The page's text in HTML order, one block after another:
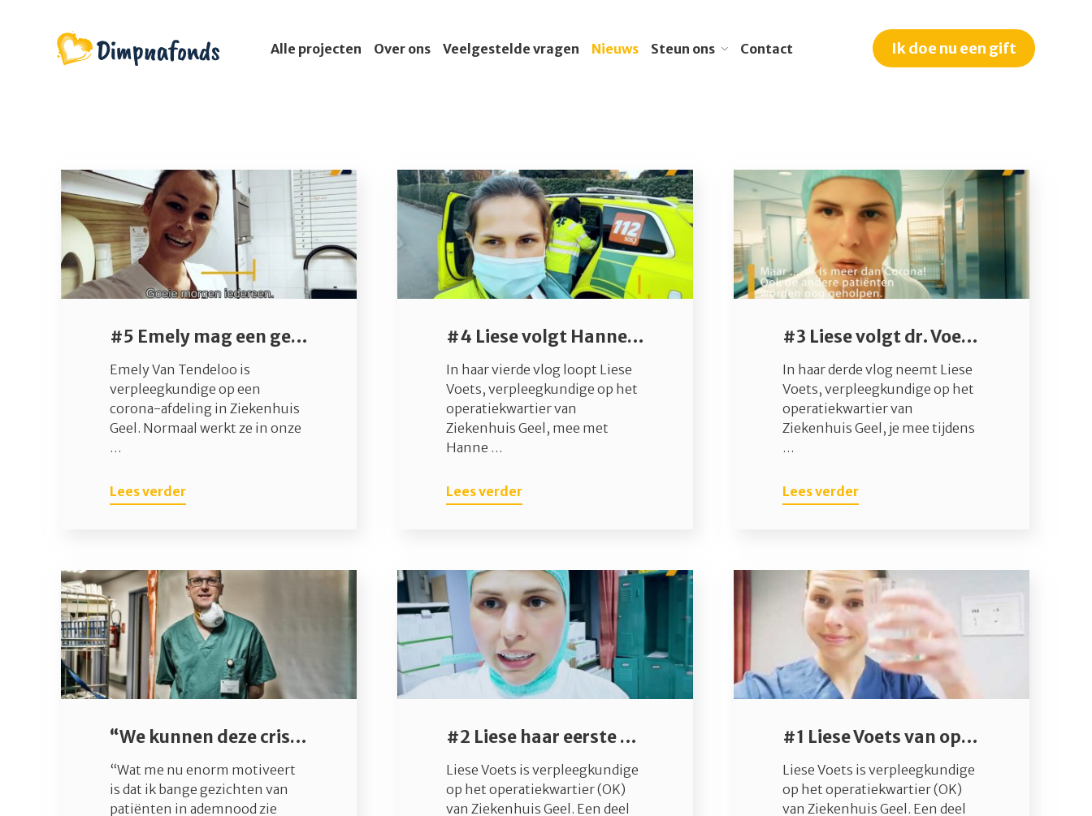
Alle projecten Over ons Veelgestelde vragen Nieuws Steun ons
Ik zamel geld in
Ik doe een gift
Contact Ik doe nu een gift
#5 Emely mag een genezen coronapatiënt naar huis sturen!
Emely Van Tendeloo is
verpleegkundige op een
corona-afdeling in Ziekenhuis
Geel. Normaal werkt ze in onze
…
Lees verder
#4 Liese volgt Hanne van spoed
In haar vierde vlog loopt Liese
Voets, verpleegkundige op het
operatiekwartier van
Ziekenhuis Geel, mee met
Hanne …
Lees verder
#3 Liese volgt dr. Voets ’s nachts op intensieve zorgen
In haar derde vlog neemt Liese
Voets, verpleegkundige op het
operatiekwartier van
Ziekenhuis Geel, je mee tijdens
…
Lees verder
“We kunnen deze crisis aan”
“Wat me nu enorm motiveert
is dat ik bange gezichten van
patiënten in ademnood zie
#2 Liese haar eerste nacht met coronapatiënten
Liese Voets is verpleegkundige
op het operatiekwartier (OK)
van Ziekenhuis Geel. Een deel
#1 Liese Voets van operatiekwartier neemt je mee achter de schermen
Liese Voets is verpleegkundige
op het operatiekwartier (OK)
van Ziekenhuis Geel. Een deel